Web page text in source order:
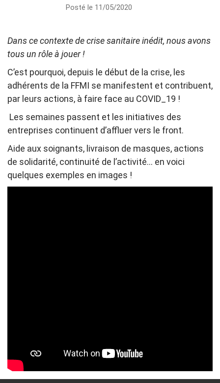
Posté le 11/05/2020
Dans ce contexte de crise sanitaire inédit, nous avons
tous un rôle à jouer !
C’est pourquoi, depuis le début de la crise, les
adhérents de la FFMI se manifestent et contribuent,
par leurs actions, à faire face au COVID_19 !
Les semaines passent et les initiatives des
entreprises continuent d’affluer vers le front.
Aide aux soignants, livraison de masques, actions
de solidarité, continuité de l’activité… en voici
quelques exemples en images !